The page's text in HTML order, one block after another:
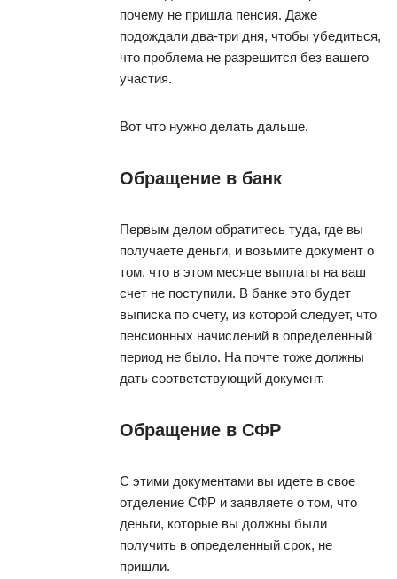
почему не пришла пенсия. Даже
подождали два-три дня, чтобы убедиться,
что проблема не разрешится без вашего
участия.
Вот что нужно делать дальше.
Обращение в банк
Первым делом обратитесь туда, где вы
получаете деньги, и возьмите документ о
том, что в этом месяце выплаты на ваш
счет не поступили. В банке это будет
выписка по счету, из которой следует, что
пенсионных начислений в определенный
период не было. На почте тоже должны
дать соответствующий документ.
Обращение в СФР
С этими документами вы идете в свое
отделение СФР и заявляете о том, что
деньги, которые вы должны были
получить в определенный срок, не
пришли.